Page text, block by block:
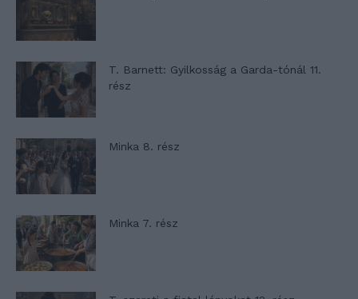
T. Barnett: Gyilkosság a Garda-tónál 11.
rész
Minka 8. rész
Minka 7. rész